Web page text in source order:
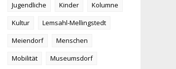
Jugendliche
Kinder
Kolumne
Kultur
Lemsahl-Mellingstedt
Meiendorf
Menschen
Mobilität
Museumsdorf